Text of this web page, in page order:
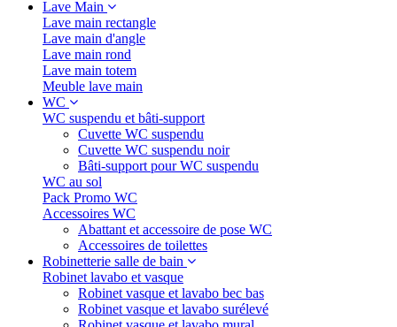
Lave Main
Lave main rectangle
Lave main d'angle
Lave main rond
Lave main totem
Meuble lave main
WC
WC suspendu et bâti-support
Cuvette WC suspendu
Cuvette WC suspendu noir
Bâti-support pour WC suspendu
WC au sol
Pack Promo WC
Accessoires WC
Abattant et accessoire de pose WC
Accessoires de toilettes
Robinetterie salle de bain
Robinet lavabo et vasque
Robinet vasque et lavabo bec bas
Robinet vasque et lavabo surélevé